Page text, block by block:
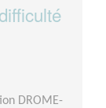
DROME-